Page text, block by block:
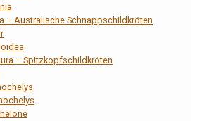
– Australische Schnappschildkröten
– Spitzkopfschildkröten